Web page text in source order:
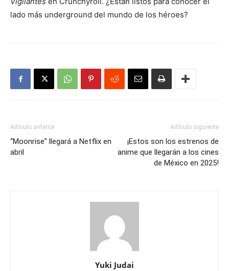
lado más underground del mundo de los héroes?
Artículo anterior
“Moonrise” llegará a Netflix en
abril
Artículo siguiente
¡Estos son los estrenos de
anime que llegarán a los cines
de México en 2025!
Yuki Judai